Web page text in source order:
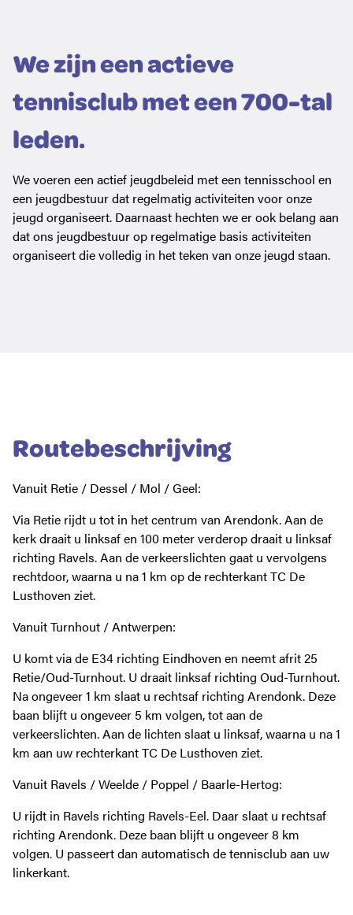
We zijn een actieve
tennisclub met een 700-tal
leden.
We voeren een actief jeugdbeleid met een tennisschool en
een jeugdbestuur dat regelmatig activiteiten voor onze
jeugd organiseert. Daarnaast hechten we er ook belang aan
dat ons jeugdbestuur op regelmatige basis activiteiten
organiseert die volledig in het teken van onze jeugd staan.
Routebeschrijving
Vanuit Retie / Dessel / Mol / Geel:
Via Retie rijdt u tot in het centrum van Arendonk. Aan de
kerk draait u linksaf en 100 meter verderop draait u linksaf
richting Ravels. Aan de verkeerslichten gaat u vervolgens
rechtdoor, waarna u na 1 km op de rechterkant TC De
Lusthoven ziet.
Vanuit Turnhout / Antwerpen:
U komt via de E34 richting Eindhoven en neemt afrit 25
Retie/Oud-Turnhout. U draait linksaf richting Oud-Turnhout.
Na ongeveer 1 km slaat u rechtsaf richting Arendonk. Deze
baan blijft u ongeveer 5 km volgen, tot aan de
verkeerslichten. Aan de lichten slaat u linksaf, waarna u na 1
km aan uw rechterkant TC De Lusthoven ziet.
Vanuit Ravels / Weelde / Poppel / Baarle-Hertog:
U rijdt in Ravels richting Ravels-Eel. Daar slaat u rechtsaf
richting Arendonk. Deze baan blijft u ongeveer 8 km
volgen. U passeert dan automatisch de tennisclub aan uw
linkerkant.